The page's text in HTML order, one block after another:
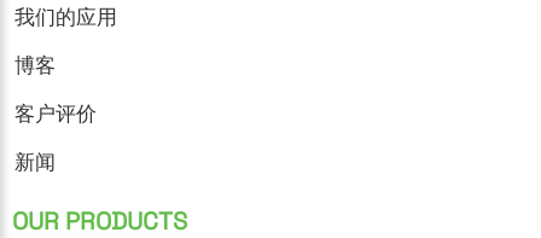
我们的应用
博客
客户评价
新闻
OUR PRODUCTS